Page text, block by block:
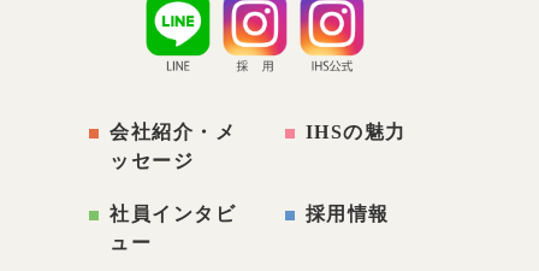
会社紹介・メ
ッセージ
IHSの魅力
社員インタビ
ュー
採用情報